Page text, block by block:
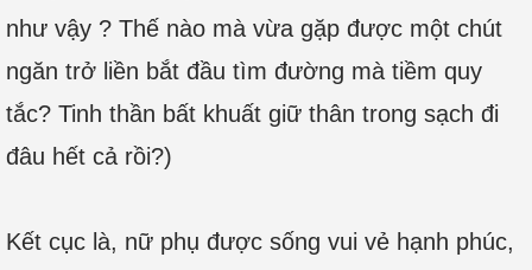
như vậy ? Thế nào mà vừa gặp được một chút
ngăn trở liền bắt đầu tìm đường mà tiềm quy
tắc? Tinh thần bất khuất giữ thân trong sạch đi
đâu hết cả rồi?)
Kết cục là, nữ phụ được sống vui vẻ hạnh phúc,